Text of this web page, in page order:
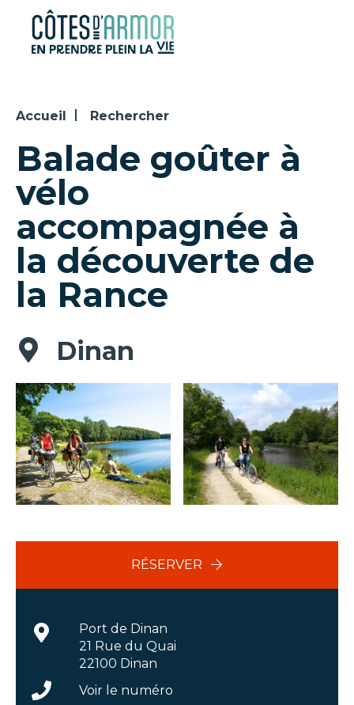
Panneau de gestion des cookies
Accueil Rechercher
Balade goûter à
vélo
accompagnée à
la découverte de
la Rance
Dinan
RÉSERVER
Port de Dinan
21 Rue du Quai
22100 Dinan
Voir le numéro